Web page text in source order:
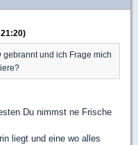
gebrannt und ich Frage mich
Du nimmst ne Frische
liegt und eine wo alles